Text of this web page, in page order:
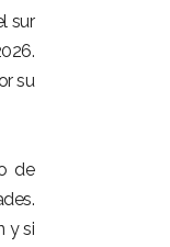
sur
su
de
y si